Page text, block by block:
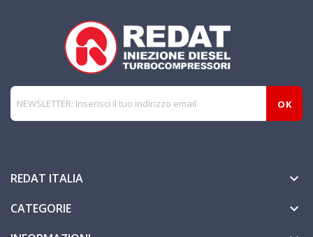
REDAT ITALIA 
CATEGORIE 